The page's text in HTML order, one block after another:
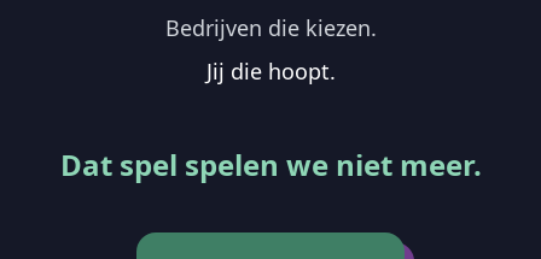
Bedrijven die kiezen.
Jij die hoopt.
Dat spel spelen we niet meer.